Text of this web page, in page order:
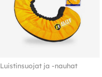
Luistinsuojat ja -nauhat